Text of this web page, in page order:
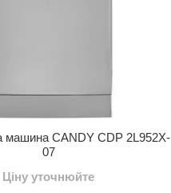
машина CANDY CDP 2L952X-
07
Ціну уточнюйте